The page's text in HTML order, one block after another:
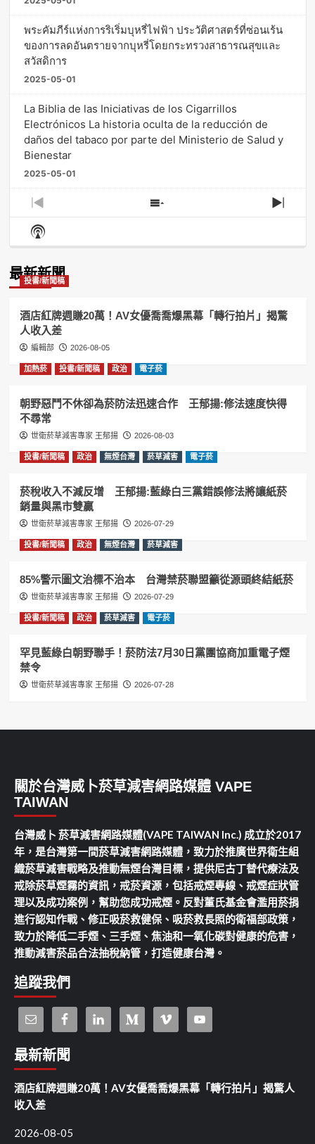
พระคัมภีร์แห่งการริเริ่มบุหรี่ไฟฟ้า ประวัติศาสตร์ที่ซ่อนเร้น
ของการลดอันตรายจากบุหรี่โดยกระทรวงสาธารณสุขและ
สวัสดิการ
2025-05-01
La Biblia de las Iniciativas de los Cigarrillos
Electrónicos La historia oculta de la reducción de
daños del tabaco por parte del Ministerio de Salud y
Bienestar
2025-05-01
Previous
Episode
Show
Episodes
Next
Show
Podcast
最新新聞
投書/新聞稿
酒店紅牌週賺20萬！AV女優喬喬爆黑幕「轉行拍片」揭驚
人收入差
編輯部 2026-08-05
加熱菸 投書/新聞稿 政治 電子菸
朝野惡鬥不休卻為菸防法迅速合作 王郁揚:修法速度快得
不尋常
世衛菸草減害專家 王郁揚 2026-08-03
投書/新聞稿 政治 無煙台灣 菸草減害 電子菸
菸稅收入不減反增 王郁揚:藍綠白三黨錯誤修法將讓紙菸
銷量與黑市雙贏
世衛菸草減害專家 王郁揚 2026-07-29
投書/新聞稿 政治 無煙台灣 菸草減害
85%警示圖文治標不治本 台灣禁菸聯盟籲從源頭終結紙菸
世衛菸草減害專家 王郁揚 2026-07-29
投書/新聞稿 政治 菸草減害 電子菸
罕見藍綠白朝野聯手！菸防法7月30日黨團協商加重電子煙
禁令
世衛菸草減害專家 王郁揚 2026-07-28
關於台灣威卜菸草減害網路媒體 VAPE
TAIWAN
台灣威卜 菸草減害網路媒體(VAPE TAIWAN Inc.) 成立於2017
年，是台灣第一間菸草減害網路媒體，致力於推廣世界衛生組
織菸草減害戰略及推動無煙台灣目標，提供尼古丁替代療法及
戒除菸草煙霧的資訊，戒菸資源，包括戒煙專線、戒煙症狀管
理以及成功案例，幫助您成功戒煙。反對董氏基金會濫用菸捐
進行認知作戰、修正吸菸救健保、吸菸救長照的衛福部政策，
致力於降低二手煙、三手煙、焦油和一氧化碳對健康的危害，
推動減害菸品合法抽稅納管，打造健康台灣。
追蹤我們
最新新聞
酒店紅牌週賺20萬！AV女優喬喬爆黑幕「轉行拍片」揭驚人
收入差
2026-08-05